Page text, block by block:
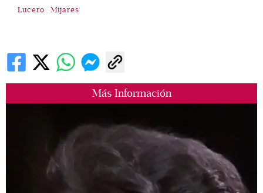
Más Información
Lucero Mijares